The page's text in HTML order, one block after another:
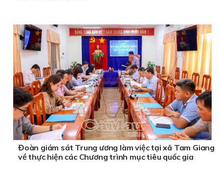
Đoàn giám sát Trung ương làm việc tại xã Tam Giang
về thực hiện các Chương trình mục tiêu quốc gia